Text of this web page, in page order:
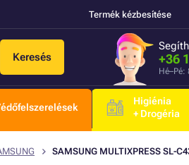
Termék kézbesítése
Keresés +36
Higiénia
+ Drogéria
SAMSUNG MULTIXPRESS SL-